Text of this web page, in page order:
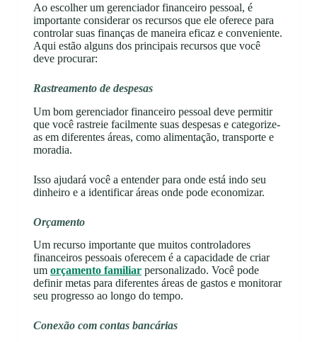
Ao escolher um gerenciador financeiro pessoal, é
importante considerar os recursos que ele oferece para
controlar suas finanças de maneira eficaz e conveniente.
Aqui estão alguns dos principais recursos que você
deve procurar:
Rastreamento de despesas
Um bom gerenciador financeiro pessoal deve permitir
que você rastreie facilmente suas despesas e categorize-
as em diferentes áreas, como alimentação, transporte e
moradia.
Isso ajudará você a entender para onde está indo seu
dinheiro e a identificar áreas onde pode economizar.
Orçamento
Um recurso importante que muitos controladores
financeiros pessoais oferecem é a capacidade de criar
um orçamento familiarpersonalizado. Você pode
definir metas para diferentes áreas de gastos e monitorar
seu progresso ao longo do tempo.
Conexão com contas bancárias